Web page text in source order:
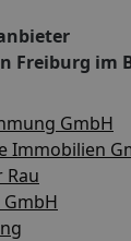
Freiburg im
GmbH
Immobilien
Rau